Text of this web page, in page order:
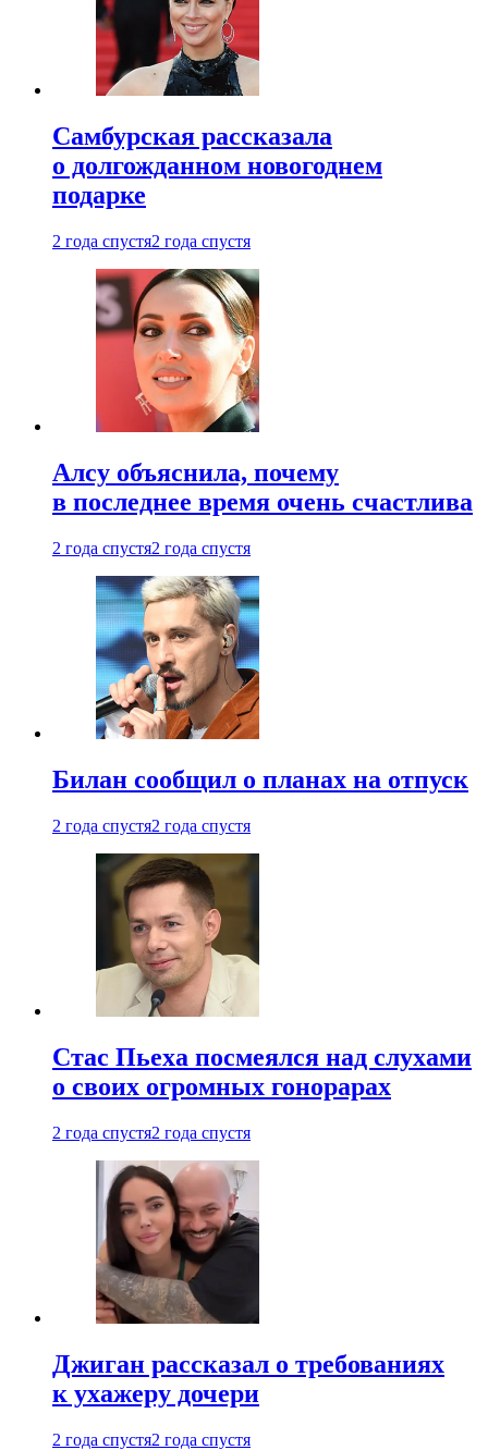
Самбурская рассказала
о долгожданном новогоднем
подарке
2 года спустя2 года спустя
Алсу объяснила, почему
в последнее время очень счастлива
2 года спустя2 года спустя
Билан сообщил о планах на отпуск
2 года спустя2 года спустя
Стас Пьеха посмеялся над слухами
о своих огромных гонорарах
2 года спустя2 года спустя
Джиган рассказал о требованиях
к ухажеру дочери
2 года спустя2 года спустя